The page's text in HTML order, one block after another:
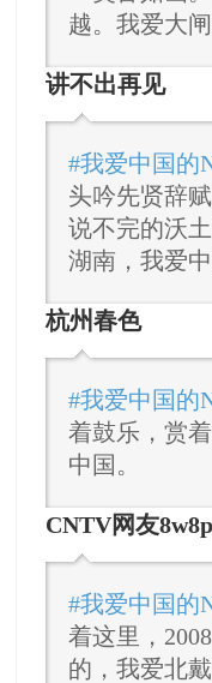
越。我爱大
讲不出再见
#我爱中国的
头吟先贤辞
说不完的沃
湖南，我爱中
杭州春色
#我爱中国的
着鼓乐，赏
中国。
CNTV网友
#我爱中国的
着这里，
的，我爱北